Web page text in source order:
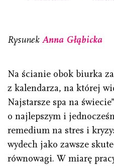
Rysunek Anna Głąbicka
Na ścianie obok biurka
z kalendarza, na której
Najstarsze spa na
o najlepszym i
remedium na stres i
wydech jako zawsze
równowagi. W miarę